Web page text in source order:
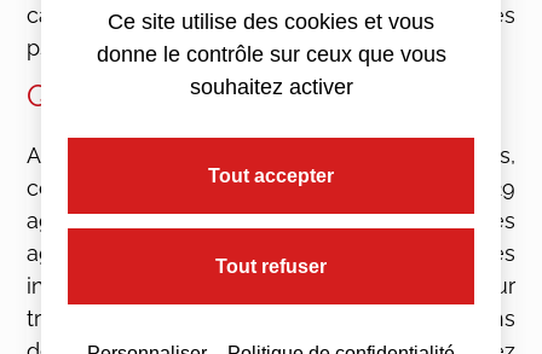
capacité de travail et la prévention des risques
psychosociaux.
Qui sont vos interlocuteurs ?
Afin que vous puissiez, dans un premier temps,
conserver vos contacts habituels, les 29
agences régionales du RSI deviennent les
agences de Sécurité sociale pour les
indépendants. Elles restent compétentes pour
traiter de vos questions liées aux prestations
Ce site utilise des cookies et vous
donne le contrôle sur ceux que vous
souhaitez activer
Tout accepter
Tout refuser